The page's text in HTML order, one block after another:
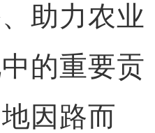
助力农业
的重要贡
因路而